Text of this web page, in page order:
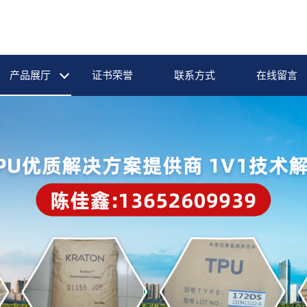
产品展厅 证书荣誉 联系方式 在线留言